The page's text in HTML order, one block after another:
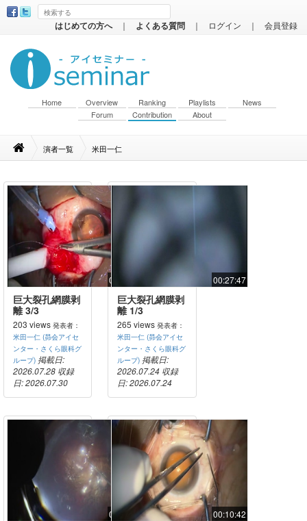
はじめての方へ ｜ よくある質問 ｜ ログイン ｜ 会員登録
Home Overview Ranking Playlists
News
Forum
Contribution About
演者一覧 米田一仁
00:10:03
巨大裂孔網膜剥
離 3/3
203 views 発表者：
米田一仁 (昴会アイセ
ンター・さくら眼科グ
ループ) 掲載日:
2026.07.28 収録
日: 2026.07.30
00:27:47
巨大裂孔網膜剥
離 1/3
265 views 発表者：
米田一仁 (昴会アイセ
ンター・さくら眼科グ
ループ) 掲載日:
2026.07.24 収録
日: 2026.07.24
00:27:47 00:10:42